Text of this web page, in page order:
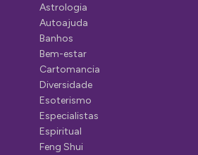
Astrologia
Autoajuda
Banhos
Bem-estar
Cartomancia
Diversidade
Esoterismo
Especialistas
Espiritual
Feng Shui